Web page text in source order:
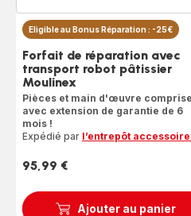
Ajouter au panier
Eligible au Bonus Réparation : -25€
Forfait de réparation avec
transport robot pâtissier
Moulinex
Pièces et main d'œuvre
avec extension de garantie de 6
mois !
Expédié par l’entrepôt
Prix
95,99 €